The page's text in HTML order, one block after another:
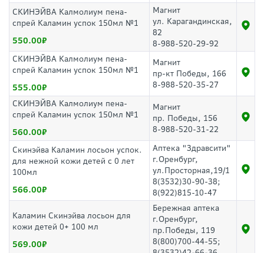
СКИНЭЙВА Калмолиум пена-
спрей Каламин успок 150мл №1
550.00
Магнит
ул. Карагандинская,
82
8-988-520-29-92
СКИНЭЙВА Калмолиум пена-
спрей Каламин успок 150мл №1
555.00
Магнит
пр-кт Победы, 166
8-988-520-35-27
СКИНЭЙВА Калмолиум пена-
спрей Каламин успок 150мл №1
560.00
Магнит
пр. Победы, 156
8-988-520-31-22
Скинэйва Каламин лосьон успок.
для нежной кожи детей с 0 лет
100мл
566.00
Аптека "Здравсити"
г.Оренбург,
ул.Просторная,19/1
8(3532)30-90-38;
8(922)815-10-47
Каламин Скинэйва лосьон для
кожи детей 0+ 100 мл
569.00
Бережная аптека
г.Оренбург,
пр.Победы, 119
8(800)700-44-55;